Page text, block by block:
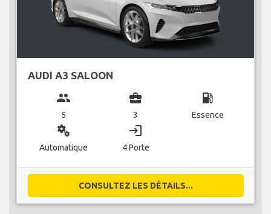
AUDI A3 SALOON
group
5
business_center
3
local_gas_station
Essence
miscellaneous_services
Automatique
login
4 Porte
CONSULTEZ LES DÉTAILS...